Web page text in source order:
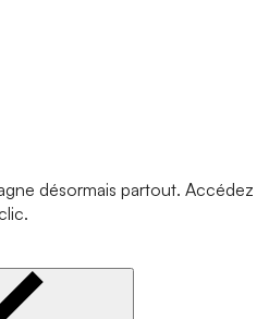
désormais partout. Accédez